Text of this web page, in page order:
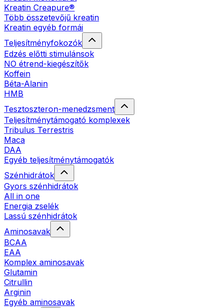
Kreatin Creapure®
Több összetevőjű kreatin
Kreatin egyéb formái
Teljesítményfokozók
Edzés előtti stimulánsok
NO étrend-kiegészítők
Koffein
Béta-Alanin
HMB
Tesztoszteron-menedzsment
Teljesítménytámogató komplexek
Tribulus Terrestris
Maca
DAA
Egyéb teljesítménytámogatók
Szénhidrátok
Gyors szénhidrátok
All in one
Energia zselék
Lassú szénhidrátok
Aminosavak
BCAA
EAA
Komplex aminosavak
Glutamin
Citrullin
Arginin
Egyéb aminosavak